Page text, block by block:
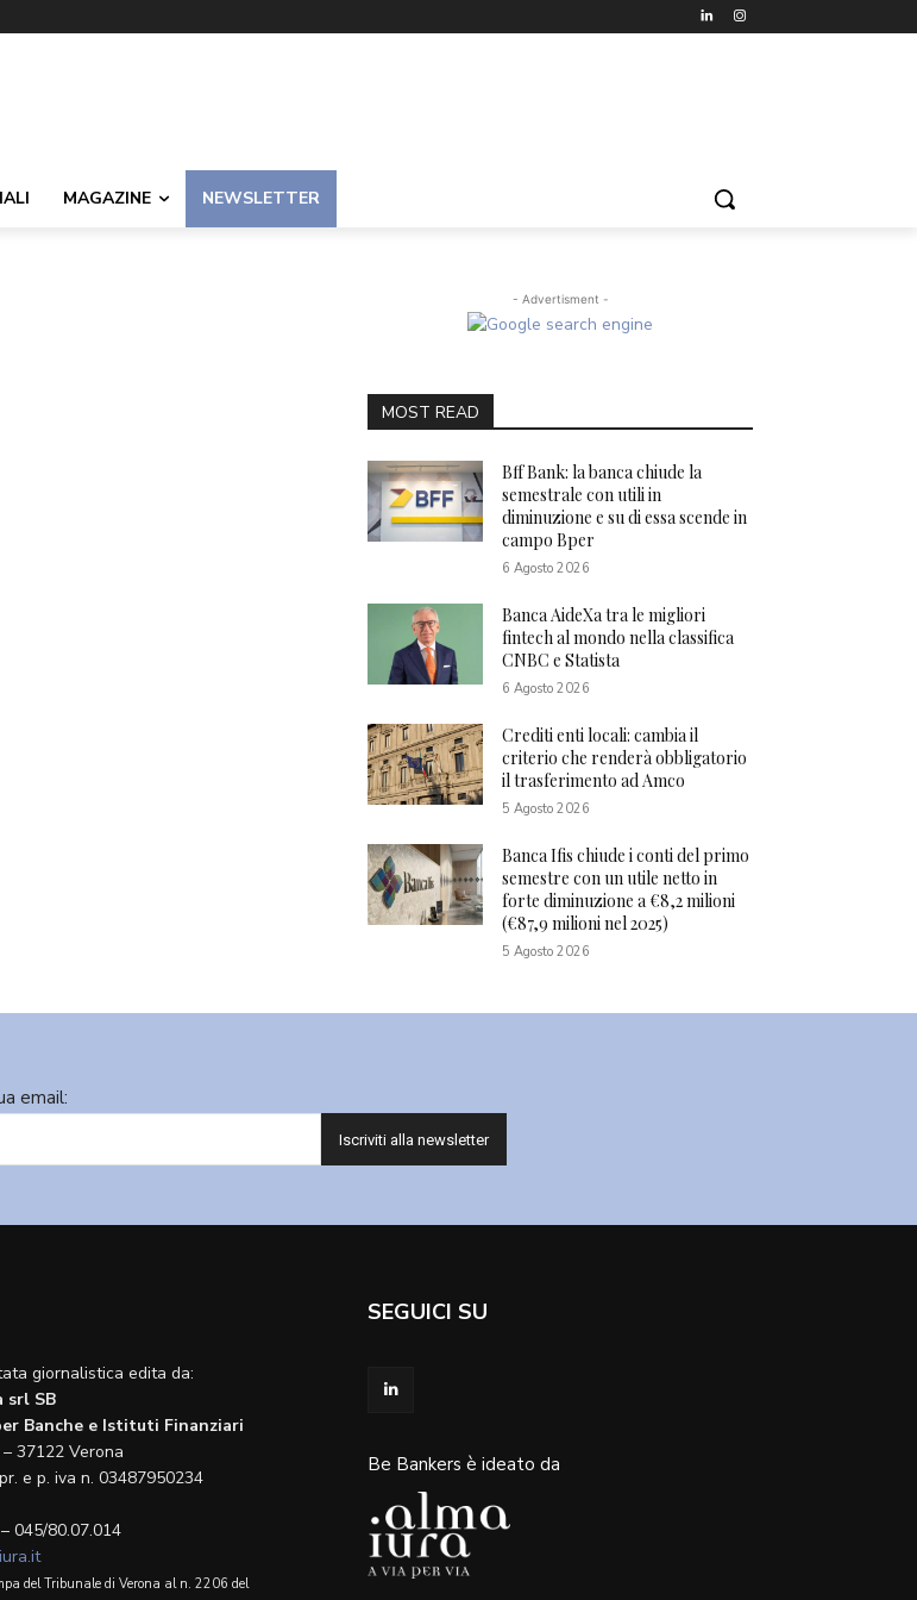
MAGAZINE NEWSLETTER
- Advertisment -
MOST READ
Bff Bank: la banca chiude la
semestrale con utili in
diminuzione e su di essa scende in
campo Bper
6 Agosto 2026
Banca AideXa tra le migliori
fintech al mondo nella classifica
CNBC e Statista
6 Agosto 2026
Crediti enti locali: cambia il
criterio che renderà obbligatorio
il trasferimento ad Amco
5 Agosto 2026
Banca Ifis chiude i conti del primo
semestre con un utile netto in
forte diminuzione a €8,2 milioni
(€87,9 milioni nel 2025)
5 Agosto 2026
email:
giornalistica edita da:
srl SB
Banche e Istituti Finanziari
37122 Verona
e p. iva n. 03487950234
045/80.07.014
del Tribunale di Verona al n. 2206 del
SEGUICI SU
Be Bankers è ideato da